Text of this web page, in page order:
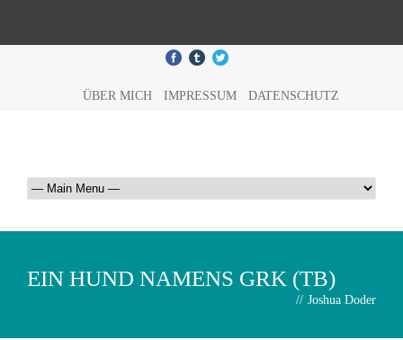
ÜBER MICH IMPRESSUM DATENSCHUTZ
EIN HUND NAMENS GRK (TB)
// Joshua Doder